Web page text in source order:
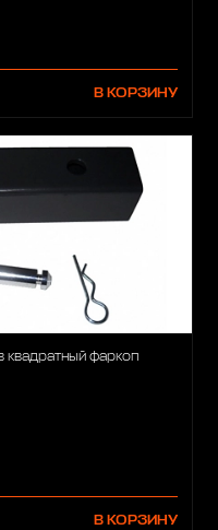
В КОРЗИНУ
квадратный фаркоп
В КОРЗИНУ